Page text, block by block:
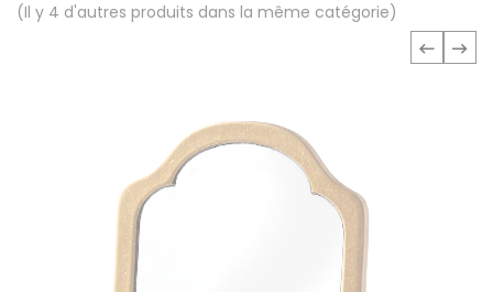
(Il y 4 d'autres produits dans la même catégorie)